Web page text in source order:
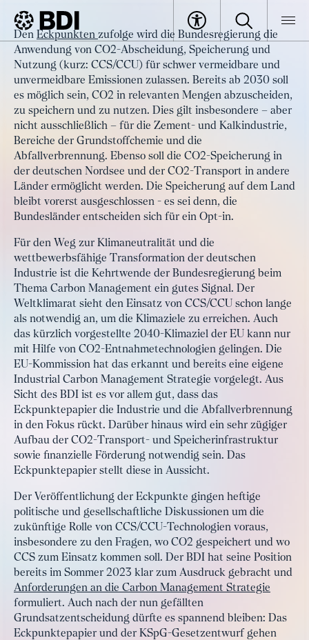
BDI Artikel
Artikel
Kehrtwende bei der CO2-
Abscheidung, Speicherung und
Nutzung in Deutschland
Den Eckpunkten zufolge wird die Bundesregierung die
Anwendung von CO2-Abscheidung, Speicherung und
Nutzung (kurz: CCS/CCU) für schwer vermeidbare und
unvermeidbare Emissionen zulassen. Bereits ab 2030 soll
es möglich sein, CO2 in relevanten Mengen abzuscheiden,
zu speichern und zu nutzen. Dies gilt insbesondere – aber
nicht ausschließlich – für die Zement- und Kalkindustrie,
Bereiche der Grundstoffchemie und die
Abfallverbrennung. Ebenso soll die CO2-Speicherung in
der deutschen Nordsee und der CO2-Transport in andere
Länder ermöglicht werden. Die Speicherung auf dem Land
bleibt vorerst ausgeschlossen - es sei denn, die
Bundesländer entscheiden sich für ein Opt-in.
Für den Weg zur Klimaneutralität und die
wettbewerbsfähige Transformation der deutschen
Industrie ist die Kehrtwende der Bundesregierung beim
Thema Carbon Management ein gutes Signal. Der
Weltklimarat sieht den Einsatz von CCS/CCU schon lange
als notwendig an, um die Klimaziele zu erreichen. Auch
das kürzlich vorgestellte 2040-Klimaziel der EU kann nur
mit Hilfe von CO2-Entnahmetechnologien gelingen. Die
EU-Kommission hat das erkannt und bereits eine eigene
Industrial Carbon Management Strategie vorgelegt. Aus
Sicht des BDI ist es vor allem gut, dass das
Eckpunktepapier die Industrie und die Abfallverbrennung
in den Fokus rückt. Darüber hinaus wird ein sehr zügiger
Aufbau der CO2-Transport- und Speicherinfrastruktur
sowie finanzielle Förderung notwendig sein. Das
Eckpunktepapier stellt diese in Aussicht.
Der Veröffentlichung der Eckpunkte gingen heftige
politische und gesellschaftliche Diskussionen um die
zukünftige Rolle von CCS/CCU-Technologien voraus,
insbesondere zu den Fragen, wo CO2 gespeichert und wo
CCS zum Einsatz kommen soll. Der BDI hat seine Position
bereits im Sommer 2023 klar zum Ausdruck gebracht und
Anforderungen an die Carbon Management Strategie
formuliert. Auch nach der nun gefällten
Grundsatzentscheidung dürfte es spannend bleiben: Das
Eckpunktepapier und der KSpG-Gesetzentwurf gehen